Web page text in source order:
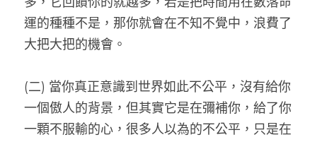
運的種種不是，那你就會在不知不覺中，浪費了
大把大把的機會。
(二) 當你真正意識到世界如此不公平，沒有給你
一個傲人的背景，但其實它是在彌補你，給了你
一顆不服輸的心，很多人以為的不公平，只是在